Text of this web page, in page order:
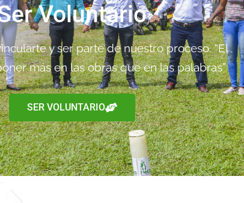
Voluntario
y ser parte de nuestro proceso. “El
más en las obras que en las palabras”
SER VOLUNTARIO